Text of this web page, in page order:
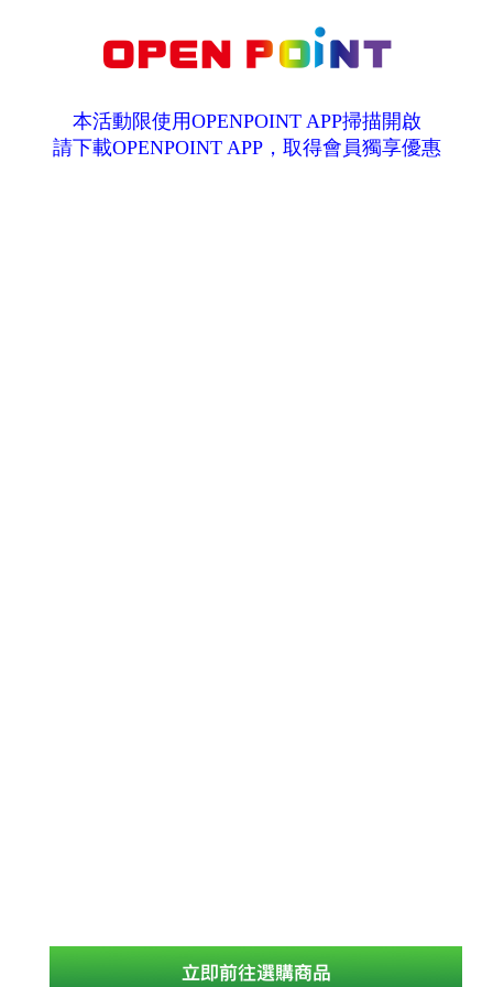
本活動限使用OPENPOINT APP掃描開啟
請下載OPENPOINT APP，取得會員獨享優惠